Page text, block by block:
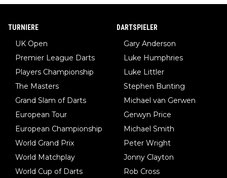
TURNIERE
UK Open
Premier League Darts
Players Championship
The Masters
Grand Slam of Darts
European Tour
European Championship
World Grand Prix
World Matchplay
World Cup of Darts
DARTSPIELER
Gary Anderson
Luke Humphries
Luke Littler
Stephen Bunting
Michael van Gerwen
Gerwyn Price
Michael Smith
Peter Wright
Jonny Clayton
Rob Cross